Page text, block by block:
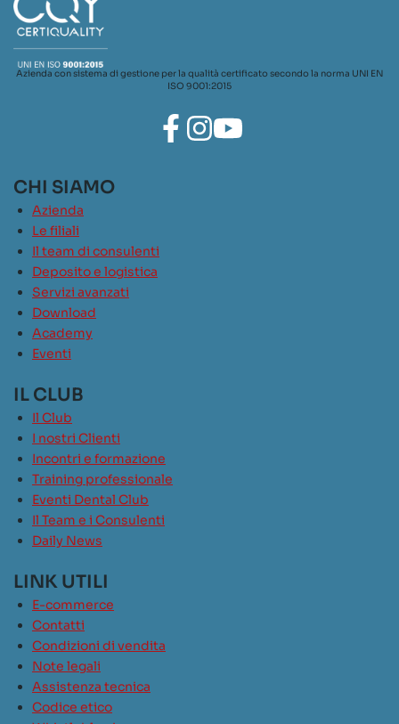
Azienda con sistema di gestione per la qualità certificato secondo la norma UNI EN
ISO 9001:2015
CHI SIAMO
Azienda
Le filiali
Il team di consulenti
Deposito e logistica
Servizi avanzati
Download
Academy
Eventi
IL CLUB
Il Club
I nostri Clienti
Incontri e formazione
Training professionale
Eventi Dental Club
Il Team e i Consulenti
Daily News
LINK UTILI
E-commerce
Contatti
Condizioni di vendita
Note legali
Assistenza tecnica
Codice etico